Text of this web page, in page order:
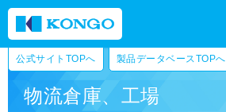
公式サイトTOPへ 製品データベースTOPへ
物流倉庫、工場